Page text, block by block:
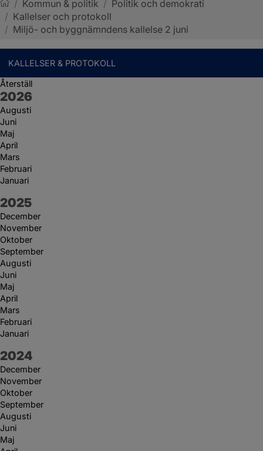
Sotenäs kommun
/ Kommun & politik / Politik och demokrati
/ Kallelser och protokoll
/ Miljö- och byggnämndens kallelse 2 juni
KALLELSER & PROTOKOLL
Återställ
År:
2026
Augusti
Juni
Maj
April
Mars
Februari
Januari
År:
2025
December
November
Oktober
September
Augusti
Juni
Maj
April
Mars
Februari
Januari
År:
2024
December
November
Oktober
September
Augusti
Juni
Maj